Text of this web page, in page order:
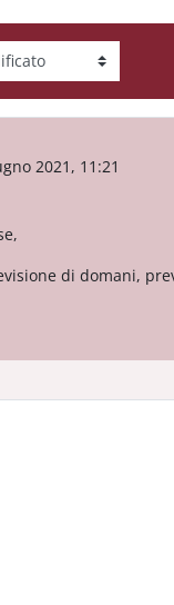
2021, 11:21
di domani,